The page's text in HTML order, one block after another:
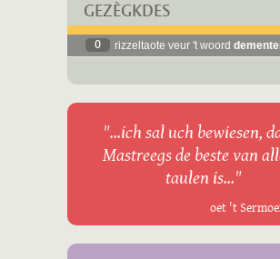
GEZÈGKDES
0 rizzeltaote veur 't woord
"...ich sal uch bewiesen,
Mastreegs de beste van
taulen is..."
oet 't